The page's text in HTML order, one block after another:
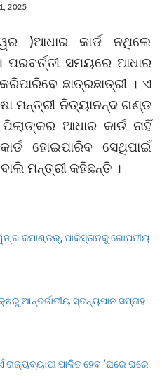
2025
)ଆଧାର କାର୍ଡ ନଥିଲେ
ସମୟରେ ଆଧାର
ଛାତ୍ରଛାତ୍ରୀ । ଏ
ମନ୍ତ୍ରୀ ନିତ୍ୟାନନ୍ଦ ଗଣ୍ଡ
ଆଧାର କାର୍ଡ ନାହିଁ
ହୋଇପାରିବ ସେଥିପାଇଁ
ମନ୍ତ୍ରୀ କହିଛନ୍ତି ।
କମାଣ୍ଡର୍, ପାକିସ୍ତାନକୁ ଗୋପନୀୟ
ଆନ୍ତର୍ଜାତୀୟ ସ୍ତନ୍ୟପାନ ସପ୍ତାହ
ପାଳିତ ହେବ ‘ଘରେ ଘରେ